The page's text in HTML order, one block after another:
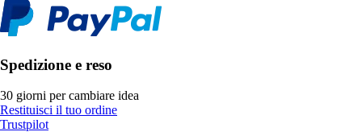
Spedizione e reso
30 giorni per cambiare idea
Restituisci il tuo ordine
Trustpilot